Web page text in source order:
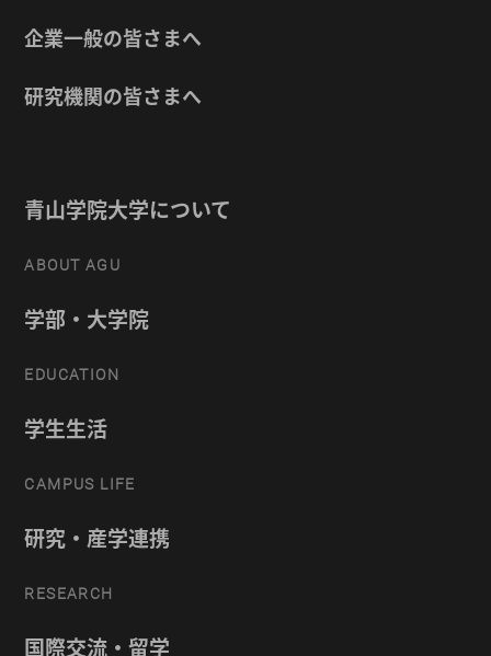
企業一般の皆さまへ
研究機関の皆さまへ
青山学院大学について
ABOUT AGU
学部・大学院
EDUCATION
学生生活
CAMPUS LIFE
研究・産学連携
RESEARCH
国際交流・留学